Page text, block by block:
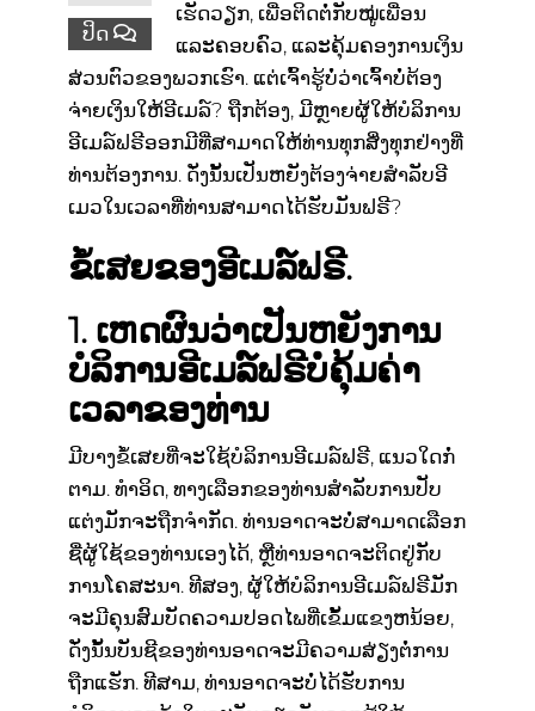
ປິດ
ເຮັດວຽກ, ເພື່ອຕິດຕໍ່ກັບໝູ່ເພື່ອນ
ແລະຄອບຄົວ, ແລະຄຸ້ມຄອງການເງິນ
ສ່ວນຕົວຂອງພວກເຮົາ. ແຕ່ເຈົ້າຮູ້ບໍ່ວ່າເຈົ້າບໍ່ຕ້ອງ
ຈ່າຍເງິນໃຫ້ອີເມລ໌? ຖືກຕ້ອງ, ມີຫຼາຍຜູ້ໃຫ້ບໍລິການ
ອີເມລ໌ຟຣີອອກມີທີ່ສາມາດໃຫ້ທ່ານທຸກສິ່ງທຸກຢ່າງທີ່
ທ່ານຕ້ອງການ. ດັ່ງນັ້ນເປັນຫຍັງຕ້ອງຈ່າຍສໍາລັບອີ
ເມວໃນເວລາທີ່ທ່ານສາມາດໄດ້ຮັບມັນຟຣີ?
ຂໍ້ເສຍຂອງອີເມລ໌ຟຣີ.
1. ເຫດຜົນວ່າເປັນຫຍັງການ
ບໍລິການອີເມລ໌ຟຣີບໍ່ຄຸ້ມຄ່າ
ເວລາຂອງທ່ານ
ມີບາງຂໍ້ເສຍທີ່ຈະໃຊ້ບໍລິການອີເມລ໌ຟຣີ, ແນວໃດກໍ່
ຕາມ. ທໍາອິດ, ທາງເລືອກຂອງທ່ານສໍາລັບການປັບ
ແຕ່ງມັກຈະຖືກຈໍາກັດ. ທ່ານອາດຈະບໍ່ສາມາດເລືອກ
ຊື່ຜູ້ໃຊ້ຂອງທ່ານເອງໄດ້, ຫຼືທ່ານອາດຈະຕິດຢູ່ກັບ
ການໂຄສະນາ. ທີສອງ, ຜູ້ໃຫ້ບໍລິການອີເມລ໌ຟຣີມັກ
ຈະມີຄຸນສົມບັດຄວາມປອດໄພທີ່ເຂັ້ມແຂງຫນ້ອຍ,
ດັ່ງນັ້ນບັນຊີຂອງທ່ານອາດຈະມີຄວາມສ່ຽງຕໍ່ການ
ຖືກແຮັກ. ທີສາມ, ທ່ານອາດຈະບໍ່ໄດ້ຮັບການ